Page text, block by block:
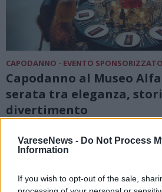
VareseNews - Do Not Process
Information
If you wish to opt-out of the sale,
CAPODANNO - EVENTO SPONSORIZZATO
Capodanno al Museo
serata tra eleganza,
divertimento